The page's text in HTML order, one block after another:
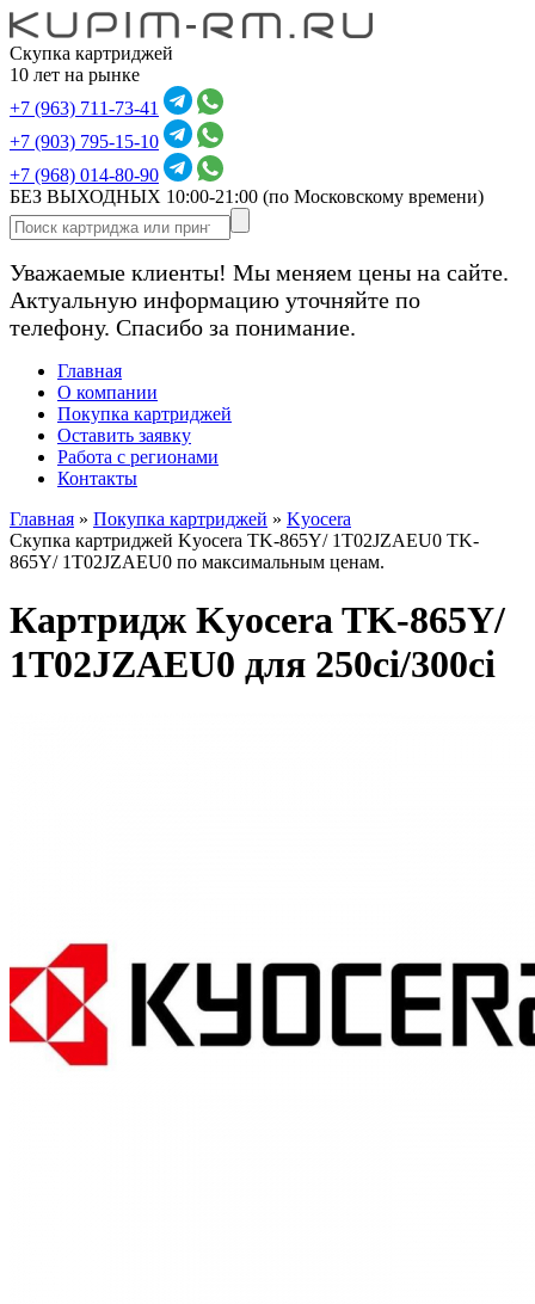
Скупка картриджей
10 лет на рынке
+7 (963) 711-73-41
+7 (903) 795-15-10
+7 (968) 014-80-90
БЕЗ ВЫХОДНЫХ 10:00-21:00 (по Московскому времени)
Уважаемые клиенты! Мы меняем цены на сайте.
Актуальную информацию уточняйте по
телефону. Спасибо за понимание.
Главная
О компании
Покупка картриджей
Оставить заявку
Работа с регионами
Контакты
Главная » Покупка картриджей » Kyocera
Скупка картриджей Kyocera TK-865Y/ 1T02JZAEU0 TK-
865Y/ 1T02JZAEU0 по максимальным ценам.
Картридж Kyocera TK-865Y/
1T02JZAEU0 для 250ci/300ci